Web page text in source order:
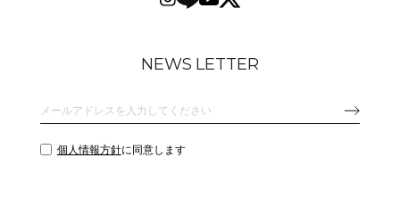
NEWS LETTER
個人情報方針に同意します